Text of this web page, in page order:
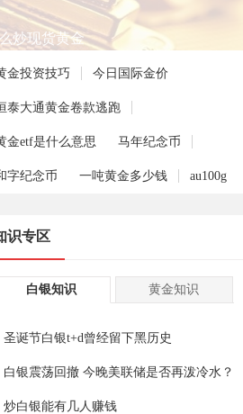
炒现货黄金
金投资技巧 今日国际金价
泰大通黄金卷款逃跑
金etf是什么意思 马年纪念币
字纪念币 一吨黄金多少钱 au100g
识专区
白银知识 黄金知识
圣诞节白银t+d曾经留下黑历史
白银震荡回撤 今晚美联储是否再泼冷水？
炒白银能有几人赚钱